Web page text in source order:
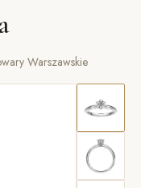
Warszawskie